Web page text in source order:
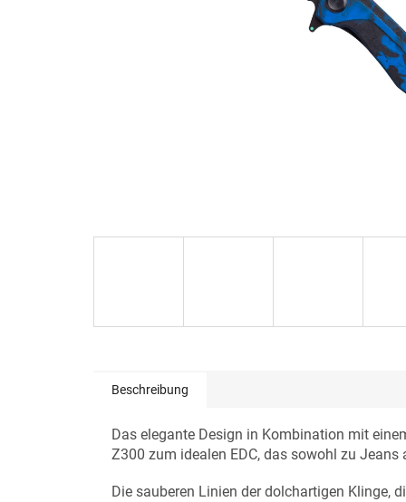
Beschreibung
Das elegante Design in Kombination mit
Z300 zum idealen EDC, das sowohl zu
Die sauberen Linien der dolchartigen Klinge,